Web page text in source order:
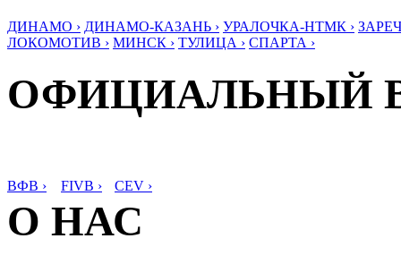
ДИНАМО › ДИНАМО-КАЗАНЬ › УРАЛОЧКА-НТМК ›
ЛОКОМОТИВ › МИНСК › ТУЛИЦА › СПАРТА ›
ОФИЦИАЛЬНЫЙ
ВФВ › FIVB › CEV ›
О НАС